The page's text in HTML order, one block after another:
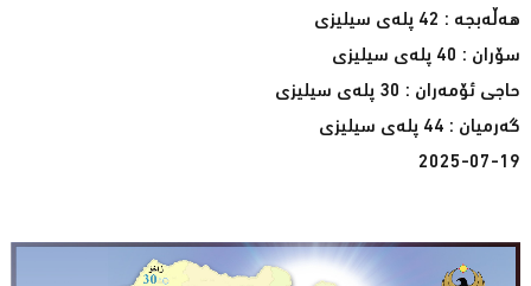
هەڵەبجە : 42 پلەی سیلیزی
سۆران : 40 پلەی سیلیزی
حاجی ئۆمەران : 30 پلەی سیلیزی
گەرمیان : 44 پلەی سیلیزی
2025-07-19